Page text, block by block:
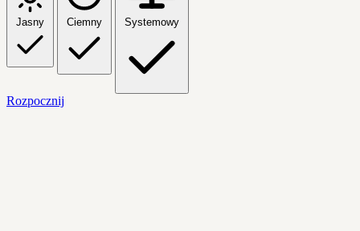
Jasny Ciemny Systemowy
Rozpocznij